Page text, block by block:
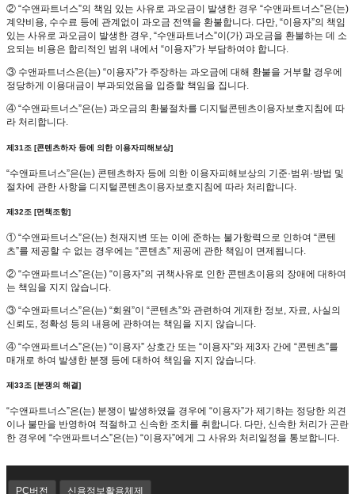
② “수앤파트너스”의 책임 있는 사유로 과오금이 발생한 경우 “수앤파트너스”은(는)
계약비용, 수수료 등에 관계없이 과오금 전액을 환불합니다. 다만, “이용자”의 책임
있는 사유로 과오금이 발생한 경우, “수앤파트너스”이(가) 과오금을 환불하는 데 소
요되는 비용은 합리적인 범위 내에서 “이용자”가 부담하여야 합니다.
③ 수앤파트너스은(는) “이용자”가 주장하는 과오금에 대해 환불을 거부할 경우에
정당하게 이용대금이 부과되었음을 입증할 책임을 집니다.
④ “수앤파트너스”은(는) 과오금의 환불절차를 디지털콘텐츠이용자보호지침에 따
라 처리합니다.
제31조 [콘텐츠하자 등에 의한 이용자피해보상]
“수앤파트너스”은(는) 콘텐츠하자 등에 의한 이용자피해보상의 기준·범위·방법 및
절차에 관한 사항을 디지털콘텐츠이용자보호지침에 따라 처리합니다.
제32조 [면책조항]
① “수앤파트너스”은(는) 천재지변 또는 이에 준하는 불가항력으로 인하여 “콘텐
츠”를 제공할 수 없는 경우에는 “콘텐츠” 제공에 관한 책임이 면제됩니다.
② “수앤파트너스”은(는) “이용자”의 귀책사유로 인한 콘텐츠이용의 장애에 대하여
는 책임을 지지 않습니다.
③ “수앤파트너스”은(는) “회원”이 “콘텐츠”와 관련하여 게재한 정보, 자료, 사실의
신뢰도, 정확성 등의 내용에 관하여는 책임을 지지 않습니다.
④ “수앤파트너스”은(는) “이용자” 상호간 또는 “이용자”와 제3자 간에 “콘텐츠”를
매개로 하여 발생한 분쟁 등에 대하여 책임을 지지 않습니다.
제33조 [분쟁의 해결]
“수앤파트너스”은(는) 분쟁이 발생하였을 경우에 “이용자”가 제기하는 정당한 의견
이나 불만을 반영하여 적절하고 신속한 조치를 취합니다. 다만, 신속한 처리가 곤란
한 경우에 “수앤파트너스”은(는) “이용자”에게 그 사유와 처리일정을 통보합니다.
PC버전 신용정보활용체제